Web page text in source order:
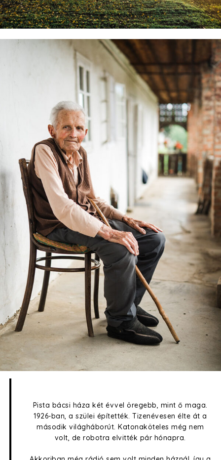
Pista bácsi háza két évvel öregebb, mint ő maga.
1926-ban, a szülei építették. Tizenévesen élte át a
második világháborút. Katonaköteles még nem
volt, de robotra elvitték pár hónapra.